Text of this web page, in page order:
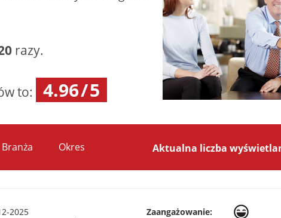
razy.
to: 4.96/5
Branża Okres Aktualna liczba
2025 Zaangażowanie: